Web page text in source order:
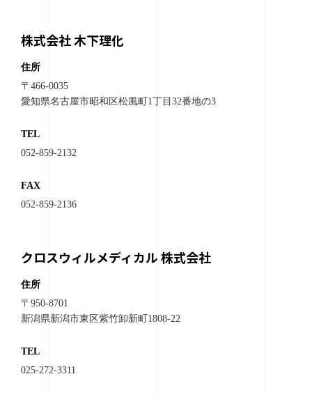
株式会社 木下理化
住所
〒466-0035
愛知県名古屋市昭和区松風町1丁目32番地の3
TEL
052-859-2132
FAX
052-859-2136
クロスウィルメディカル 株式会社
住所
〒950-8701
新潟県新潟市東区紫竹卸新町1808-22
TEL
025-272-3311